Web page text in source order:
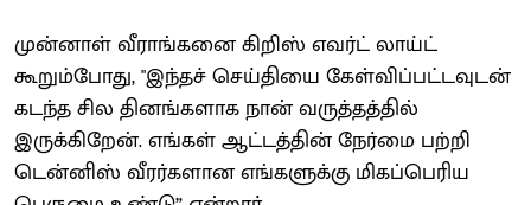
முன்னாள் வீராங்கனை கிறிஸ் எவர்ட் லாய்ட்
கூறும்போது, "இந்தச் செய்தியை கேள்விப்பட்டவுடன்
கடந்த சில தினங்களாக நான் வருத்தத்தில்
இருக்கிறேன். எங்கள் ஆட்டத்தின் நேர்மை பற்றி
டென்னிஸ் வீரர்களான எங்களுக்கு மிகப்பெரிய